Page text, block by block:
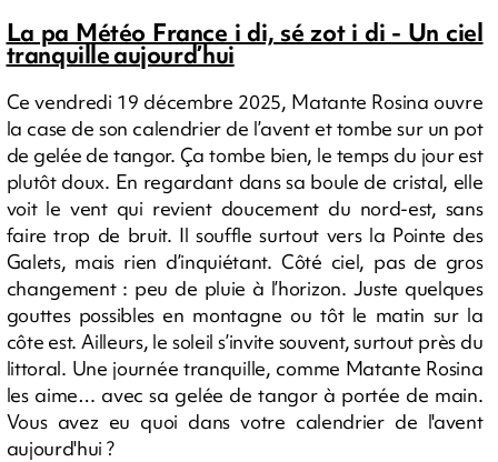
La pa Météo France i di, sé zot i di - Un ciel
tranquille aujourd’hui
Ce vendredi 19 décembre 2025, Matante Rosina ouvre
la case de son calendrier de l’avent et tombe sur un pot
de gelée de tangor. Ça tombe bien, le temps du jour est
plutôt doux. En regardant dans sa boule de cristal, elle
voit le vent qui revient doucement du nord-est, sans
faire trop de bruit. Il souffle surtout vers la Pointe des
Galets, mais rien d’inquiétant. Côté ciel, pas de gros
changement : peu de pluie à l’horizon. Juste quelques
gouttes possibles en montagne ou tôt le matin sur la
côte est. Ailleurs, le soleil s’invite souvent, surtout près du
littoral. Une journée tranquille, comme Matante Rosina
les aime… avec sa gelée de tangor à portée de main.
Vous avez eu quoi dans votre calendrier de l'avent
aujourd'hui ?